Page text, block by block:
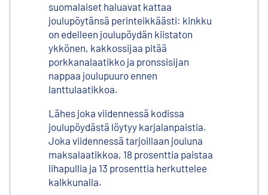
suomalaiset haluavat kattaa
joulupöytänsä perinteikkäästi: kinkku
on edelleen joulupöydän kiistaton
ykkönen, kakkossijaa pitää
porkkanalaatikko ja pronssisijan
nappaa joulupuuro ennen
lanttulaatikkoa.
Lähes joka viidennessä kodissa
joulupöydästä löytyy karjalanpaistia.
Joka viidennessä tarjoillaan jouluna
maksalaatikkoa, 18 prosenttia paistaa
lihapullia ja 13 prosenttia herkuttelee
kalkkunalla.